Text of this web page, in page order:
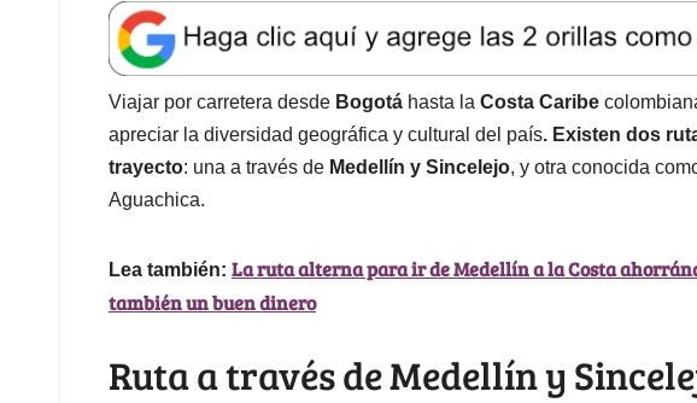
a
t
s
A
p
p
e
b
o
o
k
k
e
d
I
n
l
e
a
d
s
Viajar por carretera desde Bogotá hasta la Costa Caribe
apreciar la diversidad geográfica y cultural del país. Existen dos
trayecto: una a través de Medellín y Sincelejo, y otra conocida
Aguachica.
Lea también: La ruta alterna para ir de Medellín a la Costa
también un buen dinero
Ruta a través de Medellín y